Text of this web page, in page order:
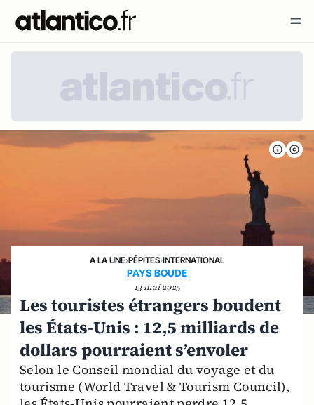
A LA UNE›PÉPITES›INTERNATIONAL
PAYS BOUDE
13 mai 2025
Les touristes étrangers boudent
les États-Unis : 12,5 milliards de
dollars pourraient s’envoler
Selon le Conseil mondial du voyage et du
tourisme (World Travel & Tourism Council),